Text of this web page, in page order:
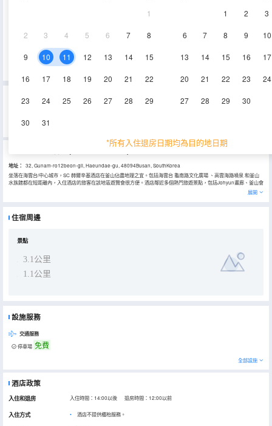
1
2 3 4 5 6 7 8
9 10 11 12 13 14 15
16 17 18 19 20 21 22
23 24 25 26 27 28 29
30 31
1
2 3
6 7 8 9 10
13 14 15 16 17
20 21 22 23 24
27 28 29 30
*所有入住退房日期均為目的地日期
【一次性用品免費提供限制通知】根據資源再利用法修正案的實施，牙刷、牙膏等部分一次性用品將不再免費提
供。但部分酒店仍會提供一次性用品，具體提供的用品信息請參考該酒店的房型設施。感謝您的諒解。
酒店重要資訊
從5月15日起每間客房可免費停1輛車，超過車輛停車費用是每晚10,000韓元。
SC 赫爾辛基酒店的真實住客評論(0)
地址：
32, Gunam-ro12beon-gil, Haeundae-gu, 48094Busan, SouthKorea
坐落在海雲台/中心城市，SC 赫爾辛基酒店在釜山佔盡地理之宜。包括海雲台 龜南路文化廣場 、高雲海路噴泉 和釜山
水族館都在短距離內，入住酒店的旅客在該地區遊覽會很方便。酒店鄰近多個熱門旅遊景點，包括Johyun畫廊、釜山會
餐的旅客。除此之外，周邊餐飲種類繁多。安家（안가）（韓國料理）供應一流的推薦美味-豬大腸，Jangsusam（장
旅客可以在閒暇時間去酒店的休閒區，提升健康幸福感。酒店開放旅遊票務專櫃，方便需要訂票的旅客。
展開
住宿周邊
景點
3.1公里
1.1公里
設施服務
交通服務
停車場 免費
全部設施
酒店政策
入住和退房 入住時間：14:00以後 退房時間：12:00以前
入住方式 酒店不提供櫃枱服務。